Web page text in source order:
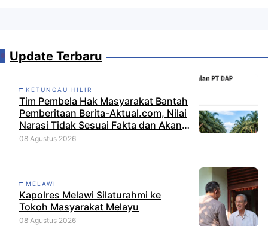
Update Terbaru
KETUNGAU HILIR
Tim Pembela Hak Masyarakat Bantah
Pemberitaan Berita-Aktual.com, Nilai
Narasi Tidak Sesuai Fakta dan Akan
Tempuh Jalur Dewan Pers
08 Agustus 2026
MELAWI
Kapolres Melawi Silaturahmi ke
Tokoh Masyarakat Melayu
08 Agustus 2026